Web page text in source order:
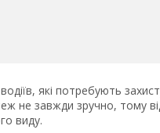
які потребують
не завжди зручно, тому
виду.